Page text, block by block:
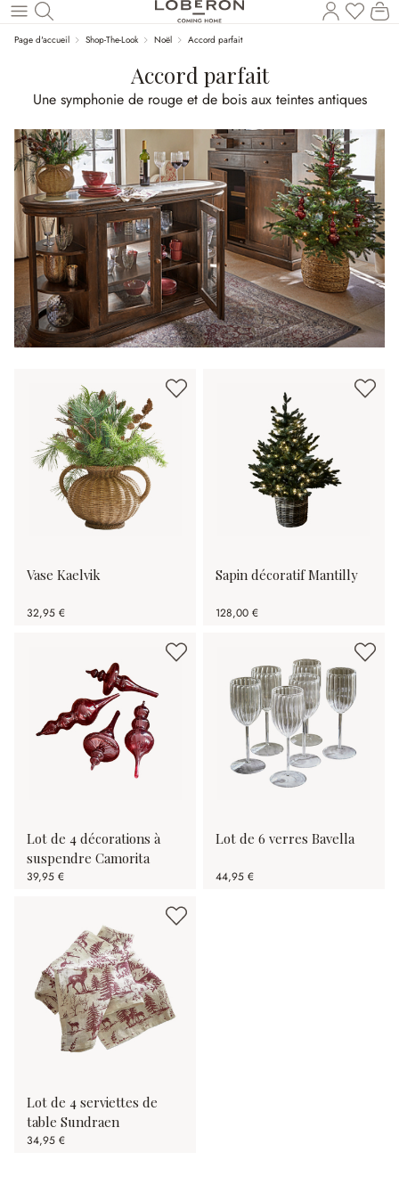
Revenir au contenu principal
Vous
Page d'accueil Shop-The-Look Noël Accord parfait
Accord parfait
Une symphonie de rouge et de bois aux teintes antiques
Vase Kaelvik
32,95 €
Sapin décoratif Mantilly
128,00 €
Lot de 4 décorations à
suspendre Camorita
39,95 €
Lot de 6 verres Bavella
44,95 €
Lot de 4 serviettes de
table Sundraen
34,95 €